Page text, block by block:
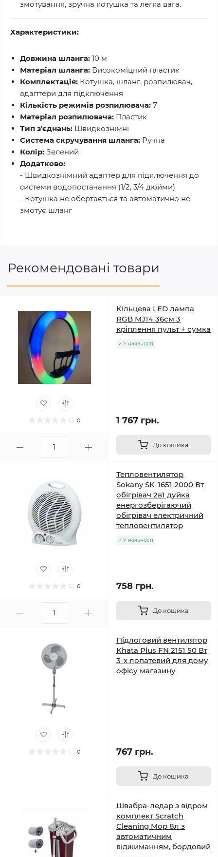
змотування, зручна котушка та легка вага.
Характеристики:
Довжина шланга: 10 м
Матеріал шланга: Високоміцний пластик
Комплектація: Котушка, шланг, розпилювач,
адаптери для підключення
Кількість режимів розпилювача: 7
Матеріал розпилювача: Пластик
Тип з'єднань: Швидкознімні
Система скручування шланга: Ручна
Колір: Зелений
Додатково:
- Швидкознімний адаптер для підключення до
системи водопостачання (1/2, 3/4 дюйми)
- Котушка не обертається та автоматично не
змотує шланг
Рекомендовані товари
0
Кільцева LED лампа
RGB MJ14 36см 3
кріплення пульт + сумка
У наявності
1 767 грн.
До кошика
0
Тепловентилятор
Sokany SK-1651 2000 Вт
обігрівач 2в1 дуйка
енергозберігаючий
обігрівач електричний
тепловентилятор
У наявності
758 грн.
До кошика
0
Підлоговий вентилятор
Khata Plus FN 2151 50 Вт
3-х лопатевий для дому
офісу магазину
767 грн.
До кошика
Швабра-ледар з відром
комплект Scratch
Cleaning Mop 8л з
автоматичним
віджиманням, бордовий